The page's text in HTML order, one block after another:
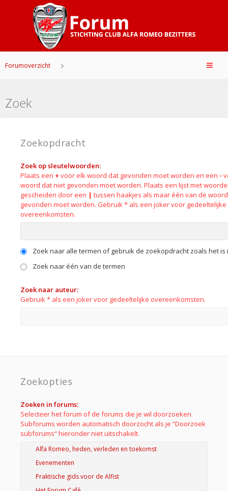
Forumoverzicht
Zoek
Zoekopdracht
Zoek op sleutelwoorden:
Plaats een + voor elk woord dat gevonden moet worden en een -
woord dat niet gevonden moet worden. Plaats een lijst met
gescheiden door een | tussen haakjes als maar één van de
gevonden moet worden. Gebruik * als een joker voor gedeeltelijke
overeenkomsten.
Zoek naar alle termen of gebruik de zoekopdracht zoals het is
Zoek naar één van de termen
Zoek naar auteur:
Gebruik * als een joker voor gedeeltelijke overeenkomsten.
Zoekopties
Zoeken in forums:
Selecteer het forum of de forums die je wil doorzoeken.
Subforums worden automatisch doorzocht als je “Doorzoek
subforums“ hieronder niet uitschakelt.